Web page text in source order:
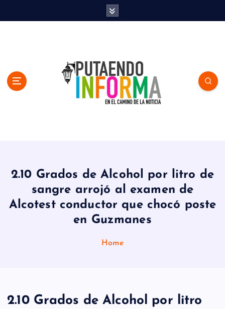
2.10 Grados de Alcohol por litro de
sangre arrojó al examen de
Alcotest conductor que chocó poste
en Guzmanes
Home
2.10 Grados de Alcohol por litro